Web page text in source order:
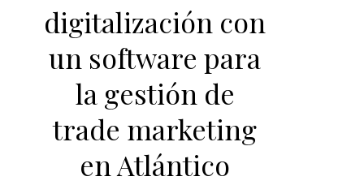
digitalización con
un software para
la gestión de
trade marketing
en Atlántico